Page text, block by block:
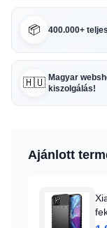
📦 400.000+
🇭🇺 Magyar
kiszolgálás!
Ajánlott